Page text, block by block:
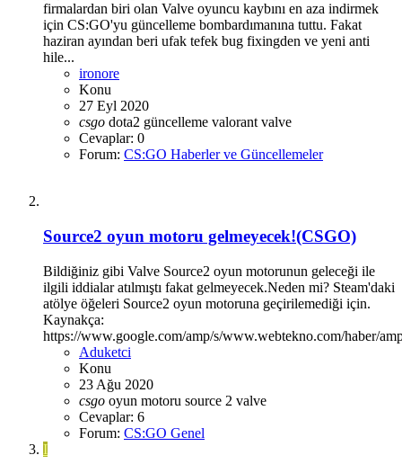
firmalardan biri olan Valve oyuncu kaybını en aza indirmek
için CS:GO'yu güncelleme bombardımanına tuttu. Fakat
haziran ayından beri ufak tefek bug fixingden ve yeni anti
hile...
ironore
Konu
27 Eyl 2020
csgo dota2 güncelleme valorant valve
Cevaplar: 0
Forum: CS:GO Haberler ve Güncellemeler
Source2 oyun motoru gelmeyecek!(CSGO)
Bildiğiniz gibi Valve Source2 oyun motorunun geleceği ile
ilgili iddialar atılmıştı fakat gelmeyecek.Neden mi? Steam'daki
atölye öğeleri Source2 oyun motoruna geçirilemediği için.
Kaynakça:
https://www.google.com/amp/s/www.webtekno.com/haber/
Aduketci
Konu
23 Ağu 2020
csgo oyun motoru source 2 valve
Cevaplar: 6
Forum: CS:GO Genel
I